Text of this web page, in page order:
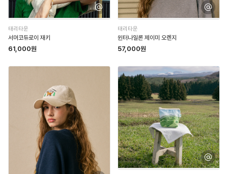
태리타운
서머코듀로이 재키
61,000원
태리타운
윈터나일론 제이미 오렌지
57,000원